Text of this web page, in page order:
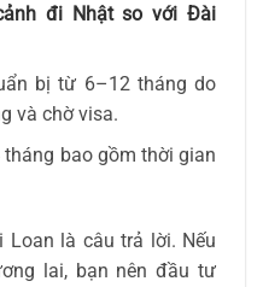
đi Nhật so với Đài
bị từ 6–12 tháng do
và chờ visa.
bao gồm thời gian
Loan là câu trả lời. Nếu
lai, bạn nên đầu tư